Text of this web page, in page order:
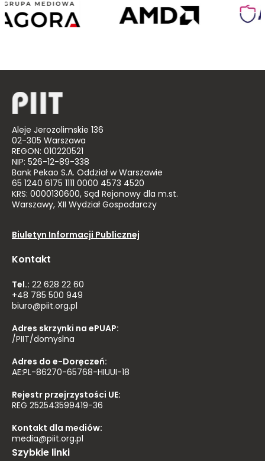
Poland
Aleje Jerozolimskie 136
02-305 Warszawa
REGON: 010220521
NIP: 526-12-89-338
Bank Pekao S.A. Oddział w Warszawie
65 1240 6175 1111 0000 4573 4520
KRS: 0000130600, Sąd Rejonowy dla m.st.
Warszawy, XII Wydział Gospodarczy
Biuletyn Informacji Publicznej
Kontakt
Tel.: 22 628 22 60
+48 785 500 949
biuro@piit.org.pl
Adres skrzynki na ePUAP:
/PIIT/domyslna
Adres do e-Doręczeń:
AE:PL-86270-65768-HIUUI-18
Rejestr przejrzystości UE:
REG 252543599419-36
Kontakt dla mediów:
media@piit.org.pl
Szybkie linki